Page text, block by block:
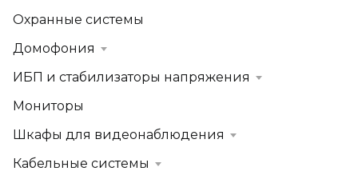
Охранные системы
Домофония
ИБП и стабилизаторы напряжения
Мониторы
Шкафы для видеонаблюдения
Кабельные системы